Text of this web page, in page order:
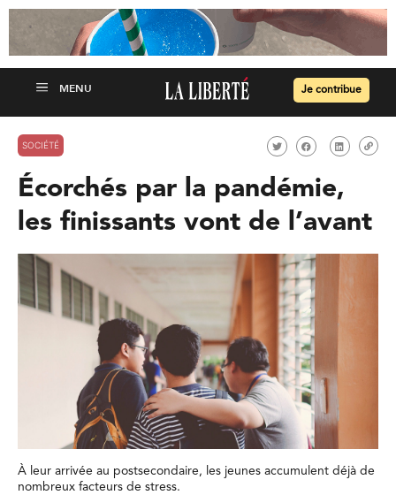
Je contribue
SOCIÉTÉ
Écorchés par la pandémie,
les finissants vont de l’avant
À leur arrivée au postsecondaire, les jeunes accumulent déjà de
nombreux facteurs de stress.